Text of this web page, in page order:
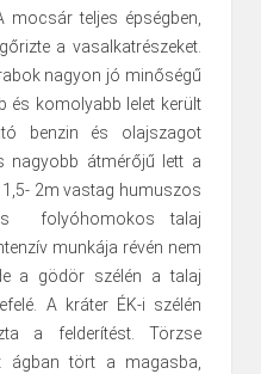
mocsár teljes épségben,
a vasalkatrészeket.
nagyon jó minőségű
és komolyabb lelet került
benzin és olajszagot
nagyobb átmérőjű lett a
1,5- 2m vastag humuszos
folyóhomokos talaj
munkája révén nem
a gödör szélén a talaj
A kráter ÉK-i szélén
a felderítést. Törzse
ágban tört a magasba,